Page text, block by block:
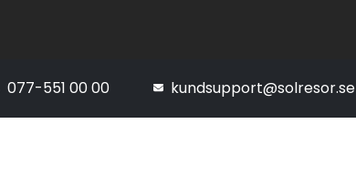
077-551 00 00 kundsupport@solresor.se